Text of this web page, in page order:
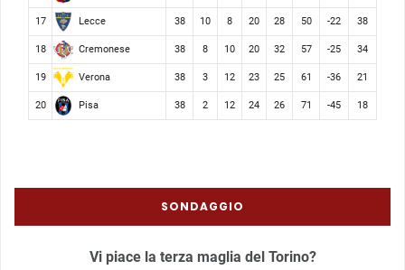
17 Lecce 38 10 8 20 28 50 -22 38
18 Cremonese 38 8 10 20 32 57 -25 34
19 Verona 38 3 12 23 25 61 -36 21
20 Pisa 38 2 12 24 26 71 -45 18
SONDAGGIO
Vi piace la terza maglia del Torino?